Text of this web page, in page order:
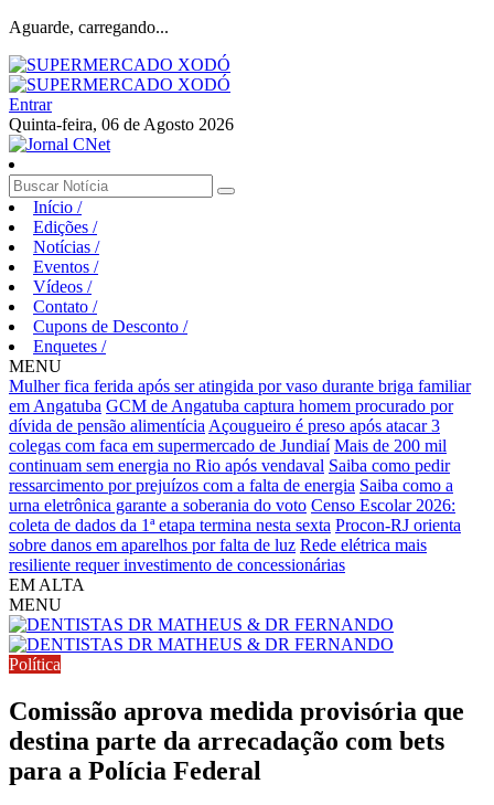
Aguarde, carregando...
Entrar
Quinta-feira, 06 de Agosto 2026
Início /
Edições /
Notícias /
Eventos /
Vídeos /
Contato /
Cupons de Desconto /
Enquetes /
MENU
Mulher fica ferida após ser atingida por vaso durante briga familiar
em Angatuba GCM de Angatuba captura homem procurado por
dívida de pensão alimentícia Açougueiro é preso após atacar 3
colegas com faca em supermercado de Jundiaí Mais de 200 mil
continuam sem energia no Rio após vendaval Saiba como pedir
ressarcimento por prejuízos com a falta de energia Saiba como a
urna eletrônica garante a soberania do voto Censo Escolar 2026:
coleta de dados da 1ª etapa termina nesta sexta Procon-RJ orienta
sobre danos em aparelhos por falta de luz Rede elétrica mais
resiliente requer investimento de concessionárias
EM ALTA
MENU
Política
Comissão aprova medida provisória que
destina parte da arrecadação com bets
para a Polícia Federal